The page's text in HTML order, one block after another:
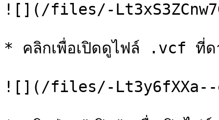
![](/files/-
* คลิกเพื่อเปิดดูไฟล์ .vcf ที่ด
![](/files/-Lt3y6fXXa--